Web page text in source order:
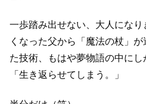
一歩踏み出せない、大人にな
くなった父から「魔法の杖」が
た技術、もはや夢物語の中に
「生き返らせてしまう。」